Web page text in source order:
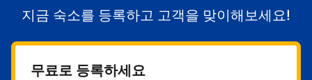
지금 숙소를 등록하고 고객을 맞이해보세요!
무료로 등록하세요